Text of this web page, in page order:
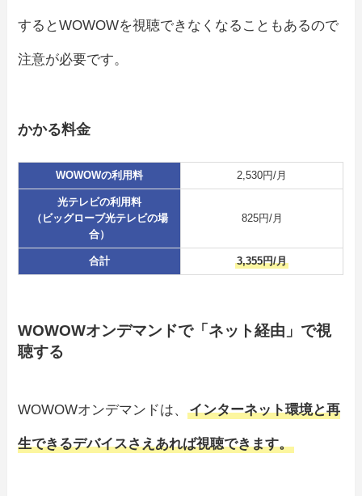
するとWOWOWを視聴できなくなることもあるので
注意が必要です。
かかる料金
WOWOWの利用料 2,530円/月
光テレビの利用料
（ビッグローブ光テレビの場
合）
825円/月
合計 3,355円/月
WOWOWオンデマンドで「ネット経由」で視
聴する
WOWOWオンデマンドは、インターネット環境と再
生できるデバイスさえあれば視聴できます。